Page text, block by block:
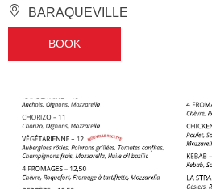
BARAQUEVILLE
BOOK